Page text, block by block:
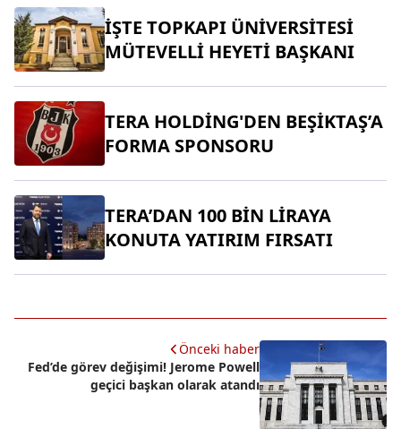
İŞTE TOPKAPI ÜNİVERSİTESİ
MÜTEVELLİ HEYETİ BAŞKANI
TERA HOLDİNG'DEN BEŞİKTAŞ’A
FORMA SPONSORU
TERA’DAN 100 BİN LİRAYA
KONUTA YATIRIM FIRSATI
Önceki haber
Fed’de görev değişimi! Jerome Powell
geçici başkan olarak atandı